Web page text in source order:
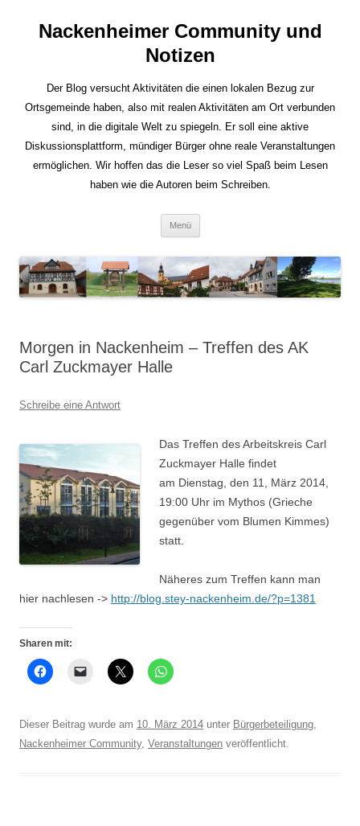
Nackenheimer Community und
Notizen
Der Blog versucht Aktivitäten die einen lokalen Bezug zur
Ortsgemeinde haben, also mit realen Aktivitäten am Ort verbunden
sind, in die digitale Welt zu spiegeln. Er soll eine aktive
Diskussionsplattform, mündiger Bürger ohne reale Veranstaltungen
ermöglichen. Wir hoffen das die Leser so viel Spaß beim Lesen
haben wie die Autoren beim Schreiben.
Menü
Morgen in Nackenheim – Treffen des AK
Carl Zuckmayer Halle
Schreibe eine Antwort
Das Treffen des Arbeitskreis Carl
Zuckmayer Halle findet
am Dienstag, den 11, März 2014,
19:00 Uhr im Mythos (Grieche
gegenüber vom Blumen Kimmes)
statt.
Näheres zum Treffen kann man
hier nachlesen -> http://blog.stey-nackenheim.de/?p=1381
Sharen mit:
Dieser Beitrag wurde am 10. März 2014 unter Bürgerbeteiligung,
Nackenheimer Community, Veranstaltungen veröffentlicht.